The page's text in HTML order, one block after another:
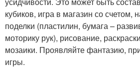
кубиков, игра в магазин со счетом,
поделки (пластилин, бумага –
моторику рук), рисование,
мозаики. Проявляйте фантазию,
игры.